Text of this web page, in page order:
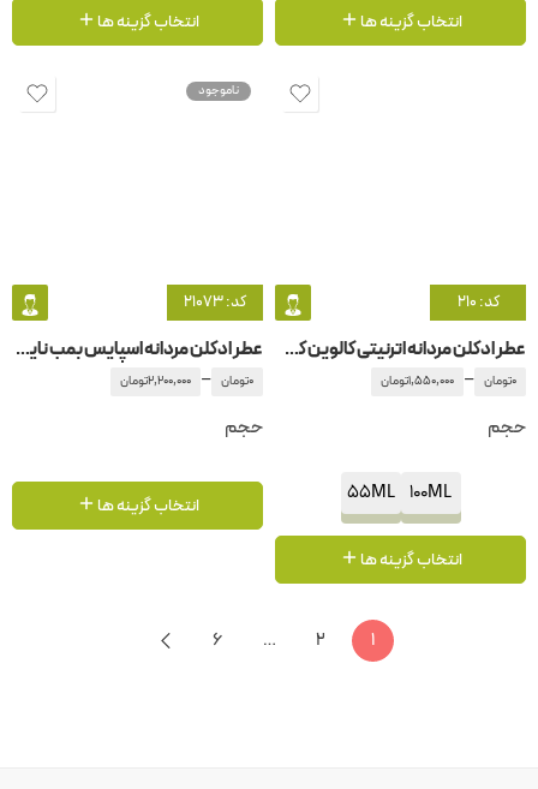
انتخاب گزینه ها انتخاب گزینه ها
کد: 210
عطر ادکلن مردانه اترنیتی کالوین کلاین
0تومان –
1,550,000تومان
حجم
100ML
55ML
انتخاب گزینه ها
ناموجود
کد: 21073
عطر ادکلن مردانه اسپایس بمب نایت ویژن
0تومان –
2,200,000تومان
حجم
انتخاب گزینه ها
1
2
…
6